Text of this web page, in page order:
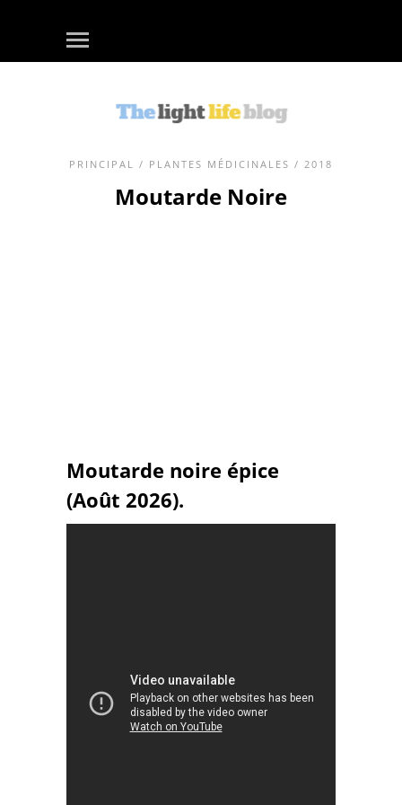
PRINCIPAL / PLANTES MÉDICINALES / 2018
Moutarde Noire
Moutarde noire épice
(Août 2026).